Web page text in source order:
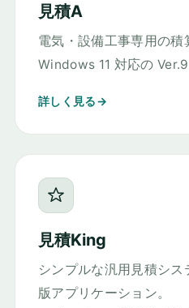
見積A
電気・設備工事専用の積
Windows 11 対応の Ver.9
詳しく見る
見積King
シンプルな汎用見積シ
版アプリケーション。